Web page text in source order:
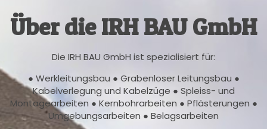
Über die IRH BAU GmbH
Die IRH BAU GmbH ist spezialisiert für:
● Werkleitungsbau ● Grabenloser Leitungsbau ●
Kabelverlegung und Kabelzüge ● Spleiss- und
Montagearbeiten ● Kernbohrarbeiten ● Pflästerungen ●
Umgebungsarbeiten ● Belagsarbeiten